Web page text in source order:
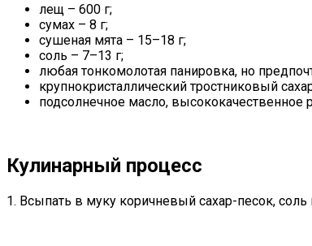
лещ – 600 г;
сумах – 8 г;
сушеная мята – 15–18 г;
соль – 7–13 г;
любая тонкомолотая панировка, но
крупнокристаллический тростниковый
подсолнечное масло,
Кулинарный процесс
1. Всыпать в муку коричневый сахар-песок, соль